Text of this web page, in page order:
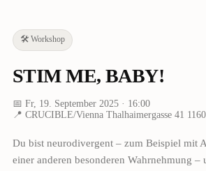
🛠️ Workshop
STIM ME, BABY!
📅 Fr, 19. September 2025· 16:00
📍 CRUCIBLE/Vienna Thalhaimergasse 41
Du bist neurodivergent – zum Beispiel mit
einer anderen besonderen Wahrnehmung –